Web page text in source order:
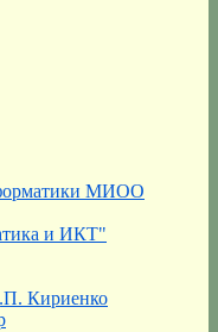
МИОО
и ИКТ"
Кириенко